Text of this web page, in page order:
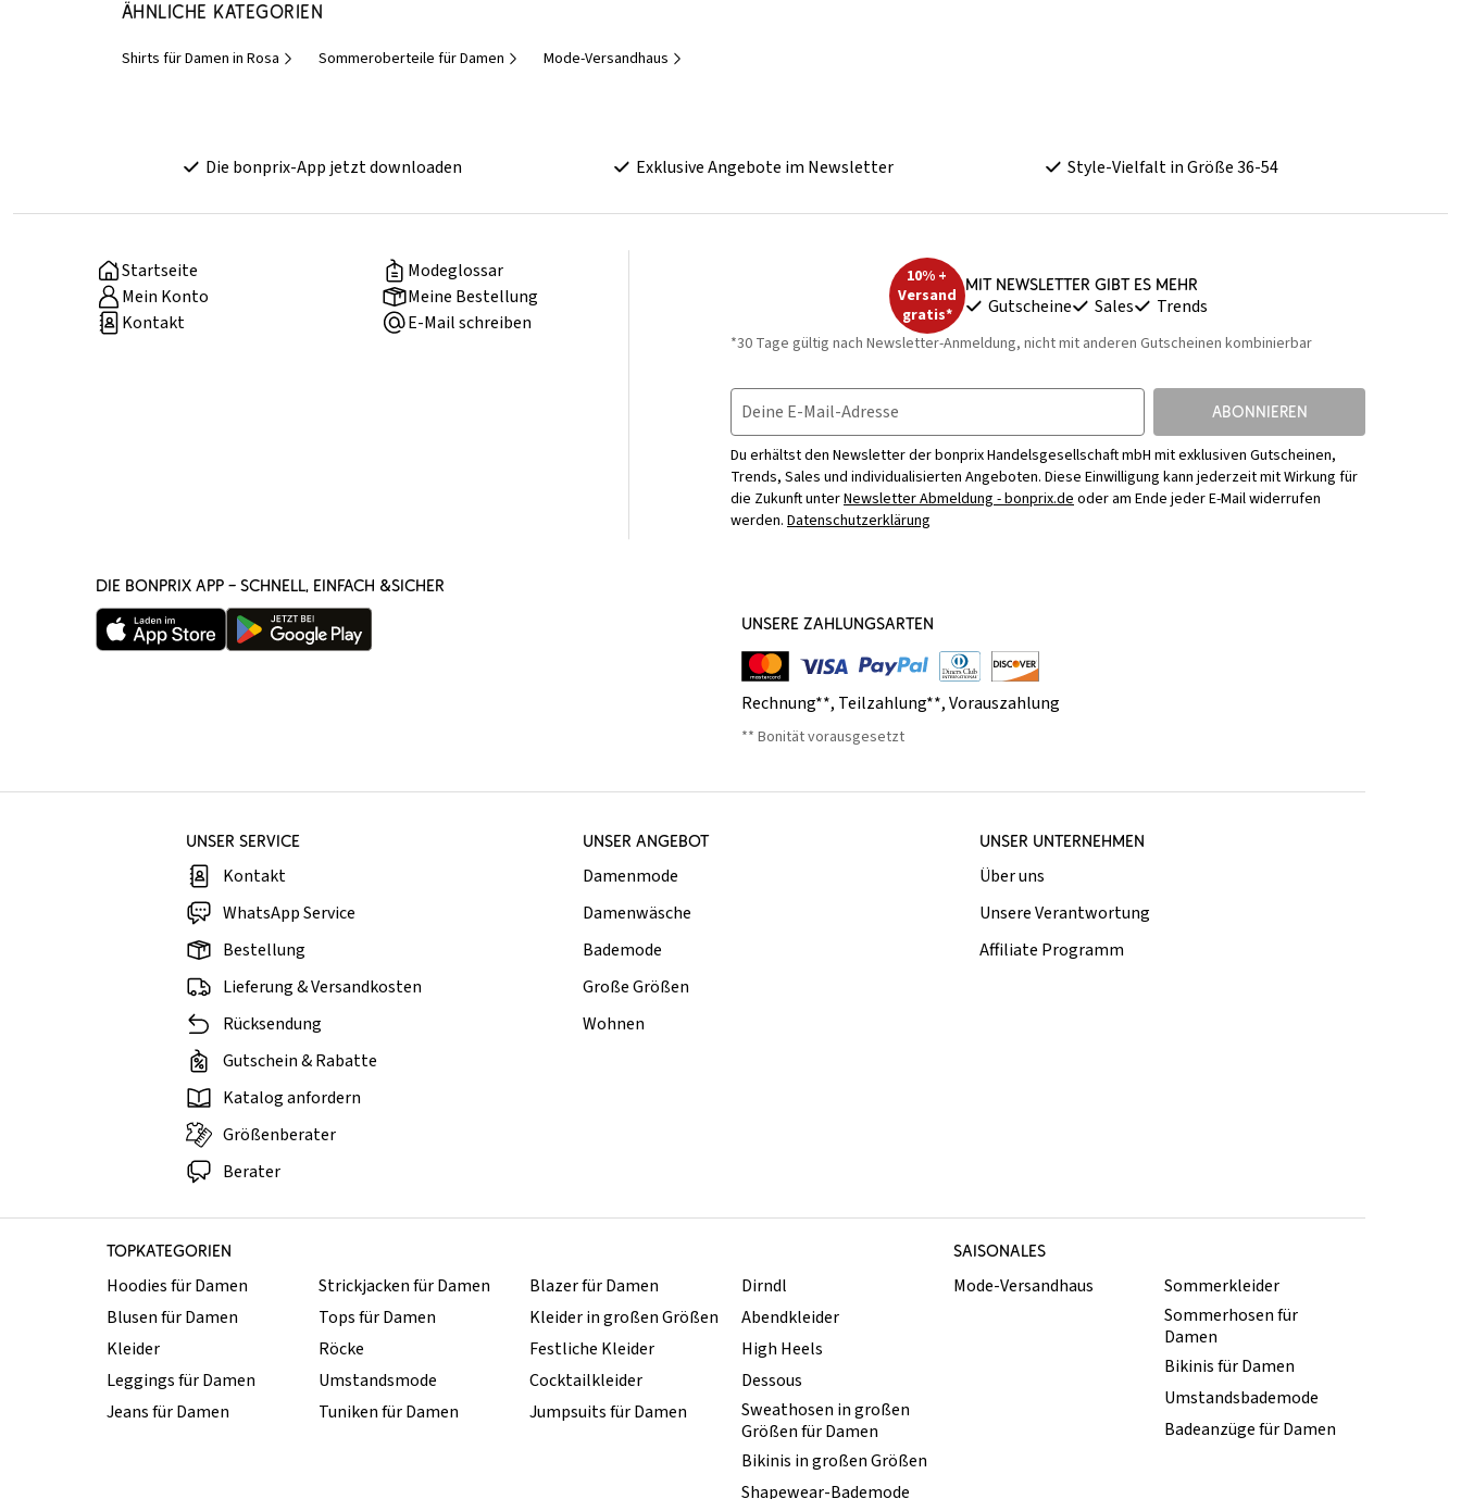
Ähnliche Kategorien
Shirts für Damen in Rosa Sommeroberteile für Damen Mode-Versandhaus
Die bonprix-App jetzt downloaden Exklusive Angebote im Newsletter Style-Vielfalt in Größe 36-54
Startseite
Modeglossar
Mein Konto
Meine Bestellung
Kontakt
E-Mail schreiben
10% +
Versand
gratis*
Mit Newsletter gibt es mehr
Gutscheine Sales Trends
*30 Tage gültig nach Newsletter-Anmeldung, nicht mit anderen Gutscheinen kombinierbar
Deine E-Mail-Adresse ABONNIEREN
Du erhältst den Newsletter der bonprix Handelsgesellschaft mbH mit exklusiven Gutscheinen,
Trends, Sales und individualisierten Angeboten. Diese Einwilligung kann jederzeit mit Wirkung für
die Zukunft unterNewsletter Abmeldung - bonprix.deoder am Ende jeder E-Mail widerrufen
werden. Datenschutzerklärung
DIE BONPRIX APP – SCHNELL, EINFACH &SICHER
UNSERE ZAHLUNGSARTEN
Rechnung**, Teilzahlung**,Vorauszahlung
** Bonität vorausgesetzt
UNSER SERVICE
Kontakt
WhatsApp Service
Bestellung
Lieferung & Versandkosten
Rücksendung
Gutschein & Rabatte
Katalog anfordern
Größenberater
Berater
UNSER ANGEBOT
Damenmode
Damenwäsche
Bademode
Große Größen
Wohnen
UNSER UNTERNEHMEN
Über uns
Unsere Verantwortung
Affiliate Programm
TOPKATEGORIEN SAISONALES
Hoodies für Damen
Blusen für Damen
Kleider
Leggings für Damen
Jeans für Damen
Strickjacken für Damen
Tops für Damen
Röcke
Umstandsmode
Tuniken für Damen
Blazer für Damen
Kleider in großen Größen
Festliche Kleider
Cocktailkleider
Jumpsuits für Damen
Dirndl
Abendkleider
High Heels
Dessous
Sweathosen in großen
Größen für Damen
Mode-Versandhaus
Sommerkleider
Sommerhosen für
Damen
Bikinis für Damen
Umstandsbademode
Badeanzüge für Damen
Bikinis in großen Größen
Shapewear-Bademode